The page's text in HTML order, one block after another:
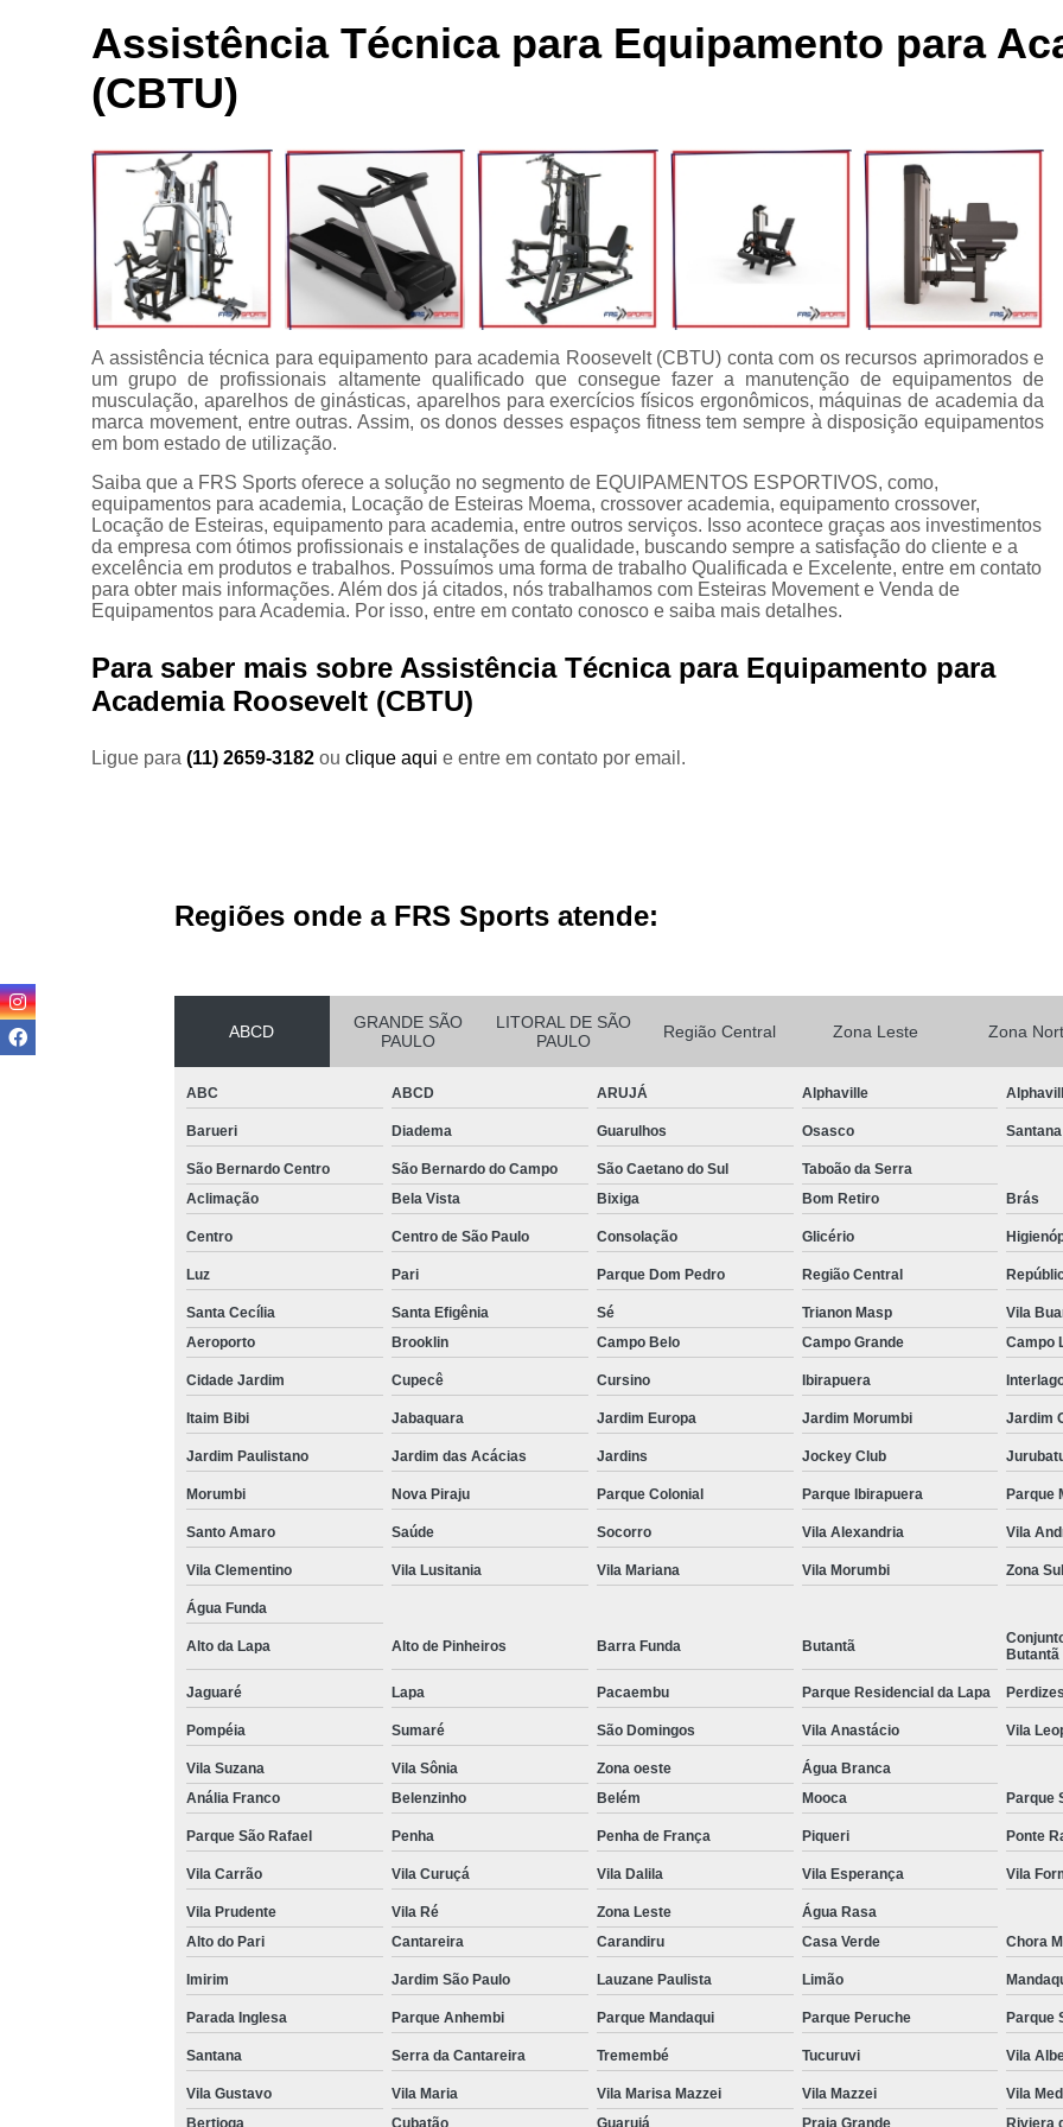
aparelhos
equipamentos
Manutenção
equipamentos
de academia
Multi estação
Venda de
para
academia
Acessórios para Crossover Profissional
Aparelho Academia
Crossover Treinamento Funcional
Equipamento Crossover
Aparelho Elíptico de Academia
Aparelho Elíptico Gt e
Elíptico da Movement
Elíptico Movement Elíptico
Elíptico Movement Lx140
Elíptico Movement Perform
Equipamento
Equipamento para Academia Profissional
Equipamentos para Academia de Condomínio
Equipamentos para Academia Musculação
Equipamentos para Academia para Personal Trainer
Esteira Movement Academia
Esteira Movement com
Esteira Movement Lx 160
Esteira Movement Lx 160g4 Esteira
Esteira Movement R4 110v
Esteira Movement Rt 150 Esteira
Locação de Aparelhos para
Locação de Equipamento para Academia
Locação de Equipamentos para Academia de Condomínio
Locação de Equipamentos para Academia Musculação
Contrato
Empresa de Manutenção Equipamentos Academia
Manutenção Aparelhos de Academia
Manutenção de Equipamentos Academia
Manutenção em Equipamentos de Academia
Manutenção Equipamentos de Academia
Serviço de
Completa Multi Estação W4
Multi Estação Academia Multi
Multi Estação Funcional
Multi Estação Musculação Multi
Multi Estação para Musculação
Multi Estação Performer Multi
Venda de Equipamento para Academia
Venda
Venda de Equipamentos e Acessórios para Academia
Venda
Venda de Equipamentos para Academia Grande
Venda de
Venda de Equipamentos para Academia Profissional
Venda Equipamentos para Academia de Condomínios
Venda
Assistência Técnica para Equipamento para
(CBTU)
A assistência técnica para equipamento para academia Roosevelt (CBTU) conta com os recursos aprimorados e
um grupo de profissionais altamente qualificado que consegue fazer a manutenção de equipamentos de
musculação, aparelhos de ginásticas, aparelhos para exercícios físicos ergonômicos, máquinas de academia da
marca movement, entre outras. Assim, os donos desses espaços fitness tem sempre à disposição equipamentos
em bom estado de utilização.
Saiba que a FRS Sports oferece a solução no segmento de EQUIPAMENTOS ESPORTIVOS, como,
equipamentos para academia, Locação de Esteiras Moema, crossover academia, equipamento crossover,
Locação de Esteiras, equipamento para academia, entre outros serviços. Isso acontece graças aos investimentos
da empresa com ótimos profissionais e instalações de qualidade, buscando sempre a satisfação do cliente e a
excelência em produtos e trabalhos. Possuímos uma forma de trabalho Qualificada e Excelente, entre em contato
para obter mais informações. Além dos já citados, nós trabalhamos com Esteiras Movement e Venda de
Equipamentos para Academia. Por isso, entre em contato conosco e saiba mais detalhes.
Para saber mais sobre Assistência Técnica para Equipamento para
Academia Roosevelt (CBTU)
Ligue para(11) 2659-3182ouclique aqui e entre em contato por email.
Regiões onde a FRS Sports atende:
ABCD
GRANDE SÃO
PAULO
LITORAL DE SÃO
PAULO
Região Central Zona Leste Zona
ABC ABCD ARUJÁ Alphaville
Barueri Diadema Guarulhos Osasco
São Bernardo Centro São Bernardo do Campo São Caetano do Sul
Taboão da Serra
Aclimação
Bela Vista Bixiga Bom Retiro Brás
Centro Centro de São Paulo Consolação Glicério
Luz Pari Parque Dom Pedro Região Central
Santa Cecília Santa Efigênia Sé Trianon Masp
Vila
Aeroporto
Brooklin Campo Belo Campo Grande Campo
Cidade Jardim Cupecê Cursino Ibirapuera
Itaim Bibi Jabaquara Jardim Europa Jardim Morumbi Jardim
Jardim Paulistano Jardim das Acácias Jardins Jockey Club
Morumbi Nova Piraju Parque Colonial Parque Ibirapuera Parque
Santo Amaro Saúde Socorro Vila Alexandria Vila
Vila Clementino Vila Lusitania Vila Mariana Vila Morumbi Zona Sul
Água Funda
Alto da Lapa Alto de Pinheiros Barra Funda Butantã
Butantã
Jaguaré Lapa Pacaembu Parque Residencial da Lapa Perdizes
Pompéia Sumaré São Domingos Vila Anastácio Vila
Vila Suzana Vila Sônia Zona oeste
Água Branca
Anália Franco
Belenzinho Belém Mooca Parque
Parque São Rafael Penha Penha de França Piqueri Ponte
Vila Carrão Vila Curuçá Vila Dalila Vila Esperança Vila
Vila Prudente Vila Ré Zona Leste
Água Rasa
Alto do Pari
Cantareira Carandiru Casa Verde Chora
Imirim Jardim São Paulo Lauzane Paulista Limão
Parada Inglesa Parque Anhembi Parque Mandaqui Parque Peruche Parque
Santana Serra da Cantareira Tremembé Tucuruvi Vila
Vila Gustavo Vila Maria Vila Marisa Mazzei Vila Mazzei
Vila
Bertioga
Cubatão Guarujá Praia Grande Riviera